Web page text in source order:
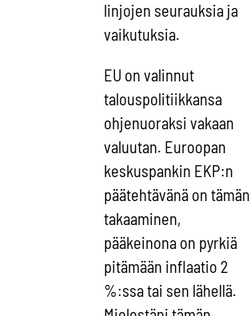
linjojen seurauksia ja
vaikutuksia.
EU on valinnut
talouspolitiikkansa
ohjenuoraksi vakaan
valuutan. Euroopan
keskuspankin EKP:n
päätehtävänä on tämän
takaaminen,
pääkeinona on pyrkiä
pitämään inflaatio 2
%:ssa tai sen lähellä.